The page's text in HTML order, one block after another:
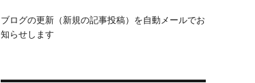
ブログの更新（新規の記事投稿）を自動メールでお
知らせします